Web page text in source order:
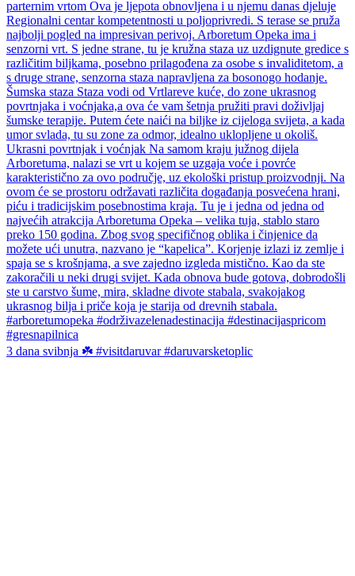
3 dana svibnja ☘️ #visitdaruvar #daruvarsketoplic